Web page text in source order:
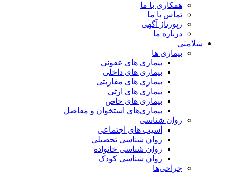
همکاری با ما
تماس با ما
رپورتاژ آگهی
درباره ما
سلامتی
بیماری ها
بیماری های عفونی
بیماری های داخلی
بیماری های مقاربتی
بیماری های ارثی
بیماری های خاص
بیماری‌های استخوان و مفاصل
روان شناسی
آسیب های اجتماعی
روان شناسی تحصیلی
روان شناسی خانواده
روان شناسی کودک
جراحی‌ها